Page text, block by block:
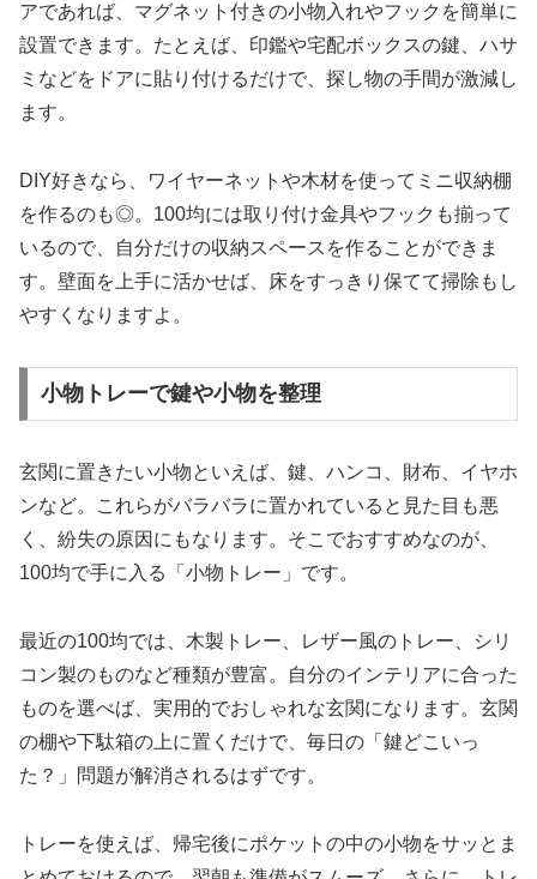
アであれば、マグネット付きの小物入れやフックを簡単に
設置できます。たとえば、印鑑や宅配ボックスの鍵、ハサ
ミなどをドアに貼り付けるだけで、探し物の手間が激減し
ます。
DIY好きなら、ワイヤーネットや木材を使ってミニ収納棚
を作るのも◎。100均には取り付け金具やフックも揃って
いるので、自分だけの収納スペースを作ることができま
す。壁面を上手に活かせば、床をすっきり保てて掃除もし
やすくなりますよ。
小物トレーで鍵や小物を整理
玄関に置きたい小物といえば、鍵、ハンコ、財布、イヤホ
ンなど。これらがバラバラに置かれていると見た目も悪
く、紛失の原因にもなります。そこでおすすめなのが、
100均で手に入る「小物トレー」です。
最近の100均では、木製トレー、レザー風のトレー、シリ
コン製のものなど種類が豊富。自分のインテリアに合った
ものを選べば、実用的でおしゃれな玄関になります。玄関
の棚や下駄箱の上に置くだけで、毎日の「鍵どこいっ
た？」問題が解消されるはずです。
トレーを使えば、帰宅後にポケットの中の小物をサッとま